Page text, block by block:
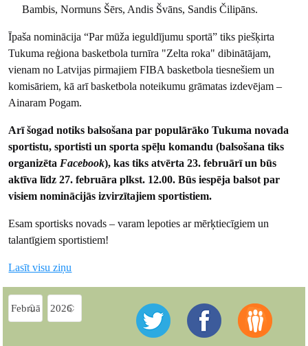
Bambis, Normuns Šērs, Andis Švāns, Sandis Čilipāns.
Īpaša nominācija “Par mūža ieguldījumu sportā” tiks piešķirta
Tukuma reģiona basketbola turnīra "Zelta roka" dibinātājam,
vienam no Latvijas pirmajiem FIBA basketbola tiesnešiem un
komisāriem, kā arī basketbola noteikumu grāmatas izdevējam –
Ainaram Pogam.
Arī šogad notiks balsošana par populārāko Tukuma novada
sportistu, sportisti un sporta spēļu komandu (balsošana tiks
organizēta Facebook), kas tiks atvērta 23. februārī un būs
aktīva līdz 27. februāra plkst. 12.00. Būs iespēja balsot par
visiem nominācijās izvirzītajiem sportistiem.
Esam sportisks novads – varam lepoties ar mērķtiecīgiem un
talantīgiem sportistiem!
Lasīt visu ziņu